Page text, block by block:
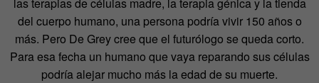
del cuerpo humano, una persona podría vivir 150 años o
más. Pero De Grey cree que el futurólogo se queda corto.
Para esa fecha un humano que vaya reparando sus células
podría alejar mucho más la edad de su muerte.